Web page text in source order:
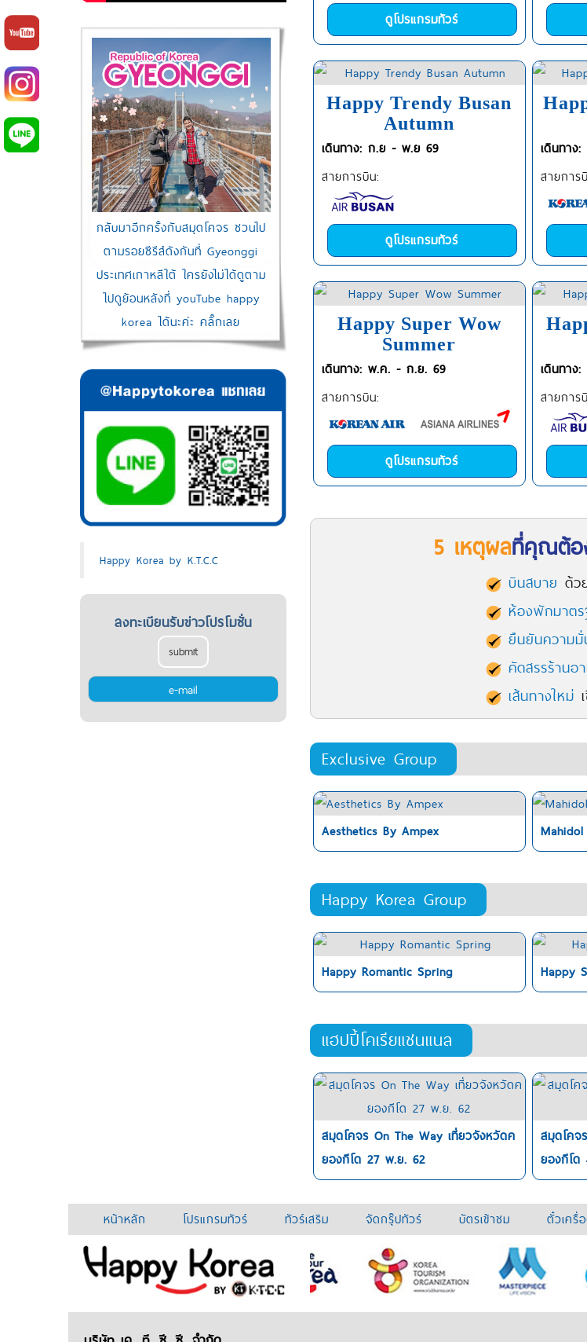
กลับมาอีกครั้งกับสมุดโคจร ชวนไป
ตามรอยซีรีส์ดังกันที่ Gyeonggi
ประเทศเกาหลีใต้ ใครยังไม่ได้ดูตาม
ไปดูย้อนหลังที่ youTube happy
korea ได้นะค่ะ คลิ๊กเลย
Happy Korea by K.T.C.C
ลงทะเบียนรับข่าวโปรโมชั่น
submit
ดูโปรแกรมทัวร์
Happy Trendy Busan
Autumn
เดินทาง: ก.ย - พ.ย 69
สายการบิน:
ดูโปรแกรมทัวร์
เดินทา
สายการ
Happy Super Wow
Summer
เดินทาง: พ.ค. - ก.ย. 69
สายการบิน:
ดูโปรแกรมทัวร์
เดินทา
สายการ
5 เหตุผลที่คุณต้
บินสบาย ด้ว
ห้องพักมาต
ยืนยันความมั่
คัดสรรร้าน
เส้นทางใหม่
Exclusive Group
Aesthetics By Ampex
Happy Korea Group
Happy Romantic Spring Happy
แฮปปี้โคเรียแชนแนล
สมุดโคจร On The Way เที่ยวจังหวัดค
ยองกีโด 27 พ.ย. 62
สมุดโคจ
ยองกีโ
หน้าหลัก โปรแกรมทัวร์ ทัวร์เสริม จัดกรุ๊ปทัวร์ บัตรเข้าชม ตั๋วเครื่